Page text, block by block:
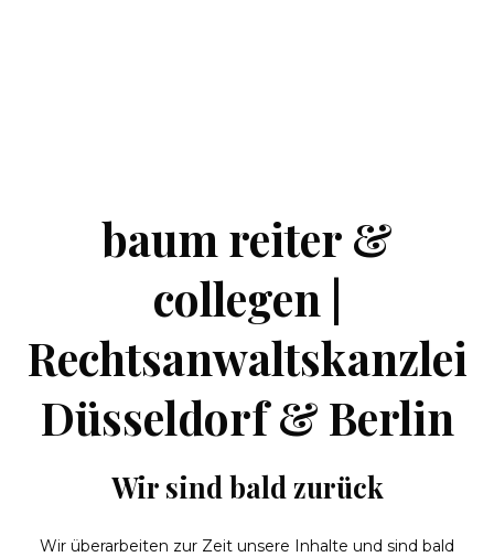
baum reiter &
collegen |
Rechtsanwaltskanzlei
Düsseldorf & Berlin
Wir sind bald zurück
Wir überarbeiten zur Zeit unsere Inhalte und sind bald